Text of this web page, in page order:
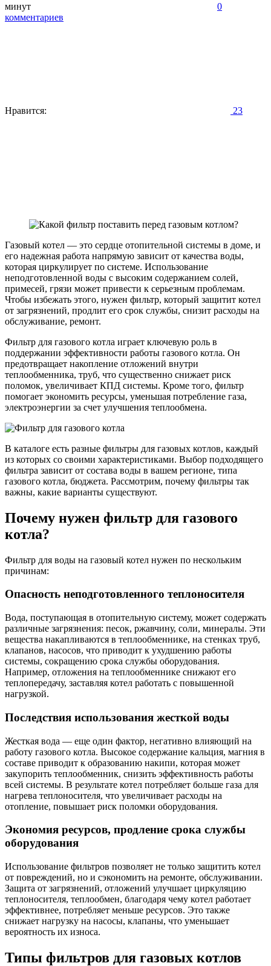
минут
0
комментариев
Нравится: 23
Газовый котел — это сердце отопительной системы в доме, и
его надежная работа напрямую зависит от качества воды,
которая циркулирует по системе. Использование
неподготовленной воды с высоким содержанием солей,
примесей, грязи может привести к серьезным проблемам.
Чтобы избежать этого, нужен фильтр, который защитит котел
от загрязнений, продлит его срок службы, снизит расходы на
обслуживание, ремонт.
Фильтр для газового котла играет ключевую роль в
поддержании эффективности работы газового котла. Он
предотвращает накопление отложений внутри
теплообменника, труб, что существенно снижает риск
поломок, увеличивает КПД системы. Кроме того, фильтр
помогает экономить ресурсы, уменьшая потребление газа,
электроэнергии за счет улучшения теплообмена.
В каталоге есть разные фильтры для газовых котлов, каждый
из которых со своими характеристиками. Выбор подходящего
фильтра зависит от состава воды в вашем регионе, типа
газового котла, бюджета. Рассмотрим, почему фильтры так
важны, какие варианты существуют.
Почему нужен фильтр для газового
котла?
Фильтр для воды на газовый котел нужен по нескольким
причинам:
Опасность неподготовленного теплоносителя
Вода, поступающая в отопительную систему, может содержать
различные загрязнения: песок, ржавчину, соли, минералы. Эти
вещества накапливаются в теплообменнике, на стенках труб,
клапанов, насосов, что приводит к ухудшению работы
системы, сокращению срока службы оборудования.
Например, отложения на теплообменнике снижают его
теплопередачу, заставляя котел работать с повышенной
нагрузкой.
Последствия использования жесткой воды
Жесткая вода — еще один фактор, негативно влияющий на
работу газового котла. Высокое содержание кальция, магния в
составе приводит к образованию накипи, которая может
закупорить теплообменник, снизить эффективность работы
всей системы. В результате котел потребляет больше газа для
нагрева теплоносителя, что увеличивает расходы на
отопление, повышает риск поломки оборудования.
Экономия ресурсов, продление срока службы
оборудования
Использование фильтров позволяет не только защитить котел
от повреждений, но и сэкономить на ремонте, обслуживании.
Защита от загрязнений, отложений улучшает циркуляцию
теплоносителя, теплообмен, благодаря чему котел работает
эффективнее, потребляет меньше ресурсов. Это также
снижает нагрузку на насосы, клапаны, что уменьшает
вероятность их износа.
Типы фильтров для газовых котлов